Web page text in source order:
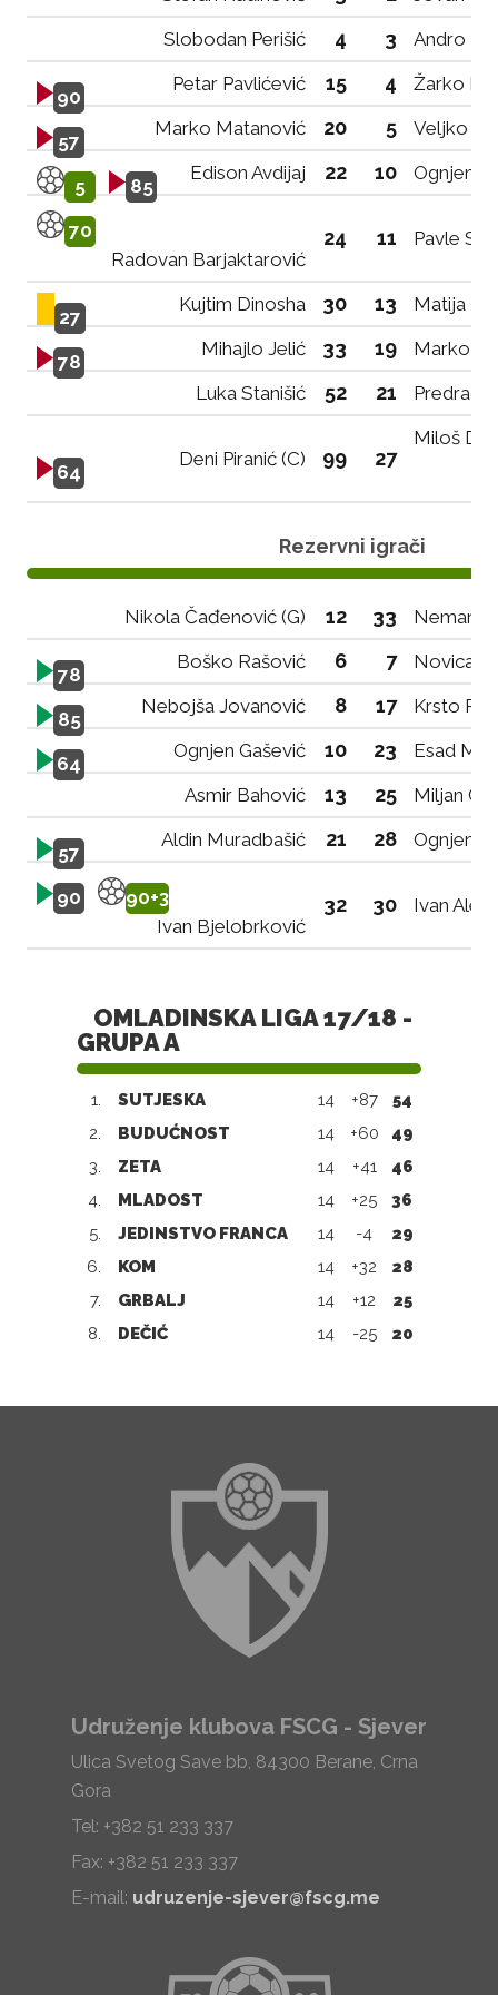
Slobodan Perišić
4 3 Andro
90
Petar Pavlićević 15 4 Žarko
57
Marko Matanović 20 5 Veljko
5 85
Edison Avdijaj 22 10 Ognjen
70
Radovan Barjaktarović
24 11 Pavle
27
Kujtim Dinosha 30 13 Matija
78
Mihajlo Jelić 33 19
Marko
Luka Stanišić
52 21 Predrag
64
Deni Piranić (C) 99 27
Miloš
Rezervni igrači
Nikola Čađenović (G) 12 33 Nemanja
78
Boško Rašović 6 7 Novica
85
Nebojša Jovanović 8 17 Krsto
64
Ognjen Gašević 10 23
Esad
Asmir Bahović
13 25 Miljan
57
Aldin Muradbašić 21 28 Ognjen
90
90+3
Ivan Bjelobrković
32 30 Ivan
OMLADINSKA LIGA 17/18 -
GRUPA A
1. SUTJESKA 14 +87
54
2.
BUDUĆNOST 14 +60
49
3.
ZETA 14 +41
46
4.
MLADOST 14 +25
36
5.
JEDINSTVO FRANCA 14 -4
29
6.
KOM 14 +32
28
7.
GRBALJ 14 +12
25
8.
DEČIĆ 14 -25 20
Udruženje klubova FSCG - Sjever
Ulica Svetog Save bb, 84300 Berane, Crna
Gora
Tel: +382 51 233 337
Fax: +382 51 233 337
E-mail: udruzenje-sjever@fscg.me